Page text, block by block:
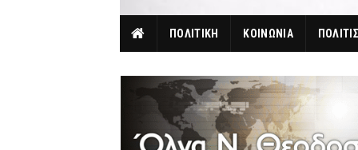
ΠΟΛΙΤΙΚΗ ΚΟΙΝΩΝΙΑ